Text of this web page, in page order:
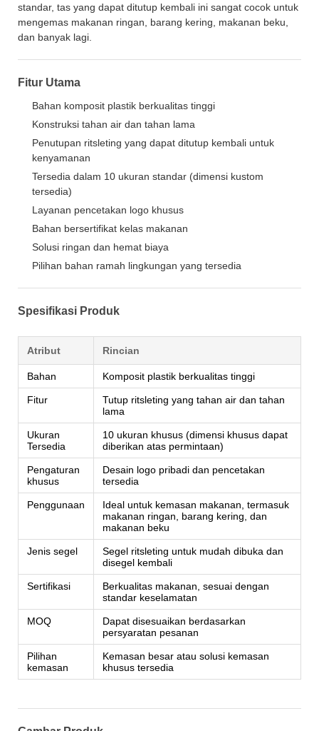
standar, tas yang dapat ditutup kembali ini sangat cocok untuk
mengemas makanan ringan, barang kering, makanan beku,
dan banyak lagi.
Fitur Utama
Bahan komposit plastik berkualitas tinggi
Konstruksi tahan air dan tahan lama
Penutupan ritsleting yang dapat ditutup kembali untuk
kenyamanan
Tersedia dalam 10 ukuran standar (dimensi kustom
tersedia)
Layanan pencetakan logo khusus
Bahan bersertifikat kelas makanan
Solusi ringan dan hemat biaya
Pilihan bahan ramah lingkungan yang tersedia
Spesifikasi Produk
Atribut Rincian
Bahan Komposit plastik berkualitas tinggi
Fitur
Tutup ritsleting yang tahan air dan tahan
lama
Ukuran
Tersedia
10 ukuran khusus (dimensi khusus dapat
diberikan atas permintaan)
Pengaturan
khusus
Desain logo pribadi dan pencetakan
tersedia
Penggunaan
Ideal untuk kemasan makanan, termasuk
makanan ringan, barang kering, dan
makanan beku
Jenis segel
Segel ritsleting untuk mudah dibuka dan
disegel kembali
Sertifikasi
Berkualitas makanan, sesuai dengan
standar keselamatan
MOQ
Dapat disesuaikan berdasarkan
persyaratan pesanan
Pilihan
kemasan
Kemasan besar atau solusi kemasan
khusus tersedia